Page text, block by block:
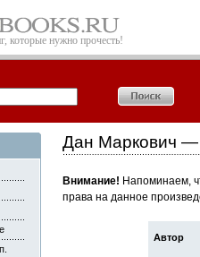
которые нужно прочесть!
Дан Маркович
Внимание! Напоминаем,
права на данное
Автор